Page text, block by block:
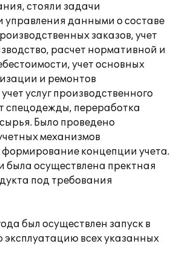
стояли задачи
управления данными о составе
заказов, учет
расчет нормативной и
учет основных
и ремонтов
услуг производственного
спецодежды, переработка
Было проведено
механизмов
концепции учета.
была осуществлена пректная
под требования
был осуществлен запуск в
всех указанных